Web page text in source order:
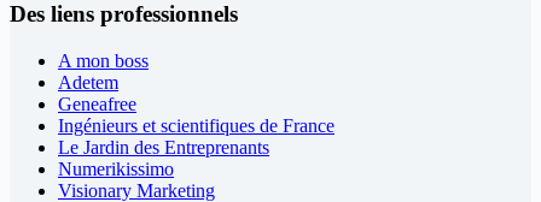
Des liens professionnels
A mon boss
Adetem
Geneafree
Ingénieurs et scientifiques de France
Le Jardin des Entreprenants
Numerikissimo
Visionary Marketing